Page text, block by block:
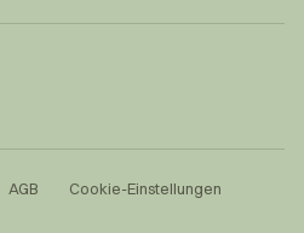
AGB Cookie-Einstellungen